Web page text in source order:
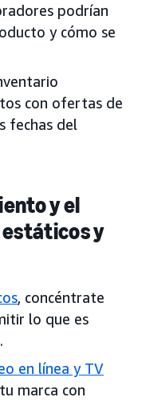
podrían
y cómo se
con ofertas de
fechas del
y el
y
, concéntrate
lo que es
en línea y TV
marca con